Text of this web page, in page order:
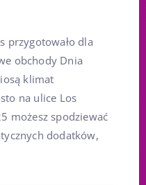
przygotowało dla
obchody Dnia
klimat
na ulice Los
możesz spodziewać
dodatków,